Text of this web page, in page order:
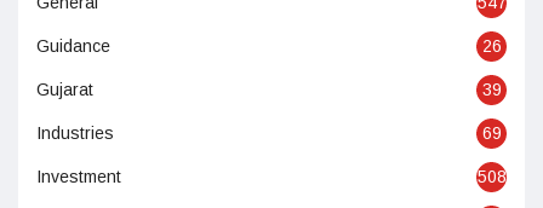
Guidance 26
Gujarat 39
Industries 69
Investment 508